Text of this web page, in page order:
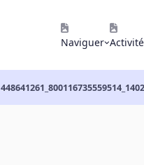
Naviguer Activité